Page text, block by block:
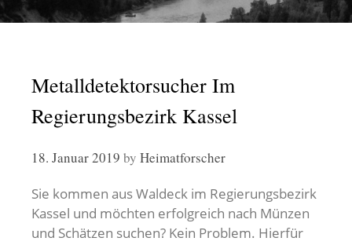
Metalldetektorsucher Im
Regierungsbezirk Kassel
18. Januar 2019 by Heimatforscher
Sie kommen aus Waldeck im Regierungsbezirk
Kassel und möchten erfolgreich nach Münzen
und Schätzen suchen? Kein Problem. Hierfür